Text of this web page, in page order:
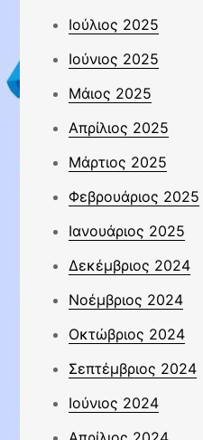
Ιούλιος 2025
Ιούνιος 2025
Μάιος 2025
Απρίλιος 2025
Μάρτιος 2025
Φεβρουάριος 2025
Ιανουάριος 2025
Δεκέμβριος 2024
Νοέμβριος 2024
Οκτώβριος 2024
Σεπτέμβριος 2024
Ιούνιος 2024